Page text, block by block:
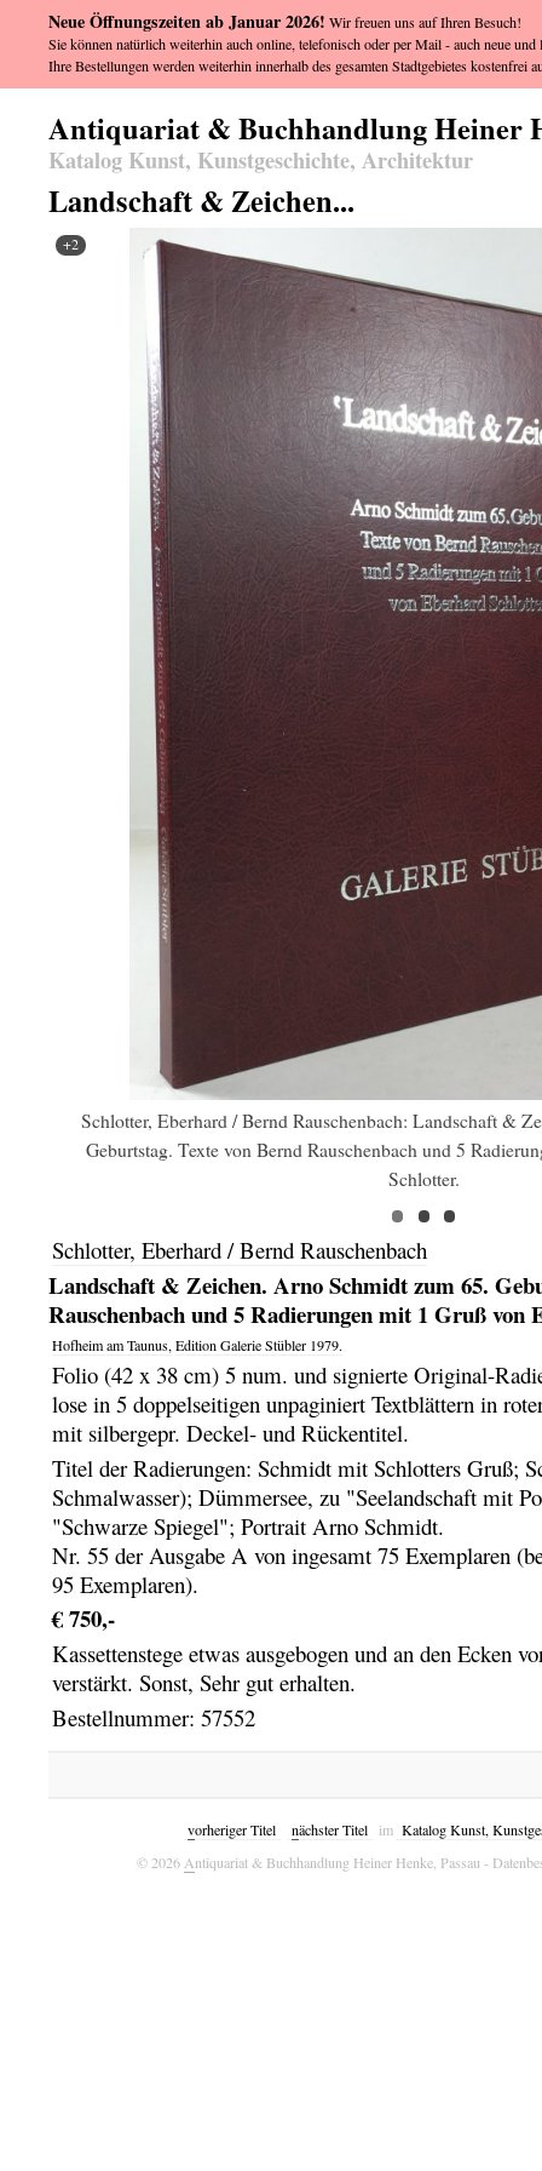
Antiquariat & Buchhandlung Heiner
Katalog Kunst, Kunstgeschichte, Architektur
Landschaft & Zeichen...
+2
Schlotter, Eberhard / Bernd Rauschenbach: Landschaft &
Geburtstag. Texte von Bernd Rauschenbach und 5
Schlotter.
Schlotter, Eberhard / Bernd Rauschenbach
Landschaft & Zeichen. Arno Schmidt zum 65.
Rauschenbach und 5 Radierungen mit 1 Gruß von
Hofheim am Taunus, Edition Galerie Stübler 1979.
Folio (42 x 38 cm) 5 num. und signierte Original-
lose in 5 doppelseitigen unpaginiert Textblättern in
mit silbergepr. Deckel- und Rückentitel.
Titel der Radierungen: Schmidt mit Schlotters Gruß;
Schmalwasser); Dümmersee, zu "Seelandschaft mit
"Schwarze Spiegel"; Portrait Arno Schmidt.
Nr. 55 der Ausgabe A von ingesamt 75 Exemplaren
95 Exemplaren).
€ 750,-
Kassettenstege etwas ausgebogen und an den Ecken
verstärkt. Sonst, Sehr gut erhalten.
Bestellnummer: 57552
vorheriger Titel nächster Titel im Katalog Kunst,
© 2026Antiquariat & Buchhandlung Heiner Henke, Passau -
Neue Öffnungszeiten ab Januar 2026! Wir freuen uns auf Ihren Besuch!
Sie können natürlich weiterhin auch online, telefonisch oder per Mail - auch neue
Ihre Bestellungen werden weiterhin innerhalb des gesamten Stadtgebietes kostenfrei